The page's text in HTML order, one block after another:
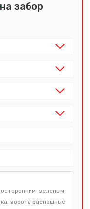
на забор